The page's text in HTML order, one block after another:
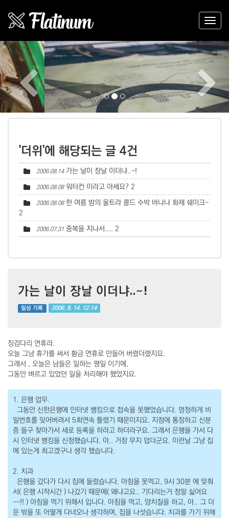
Previous
'더위'에 해당되는 글 4건
2006.08.14 가는 날이 장날 이더냐..~!
2006.08.08 워터컨 이라고 아세요? 2
2006.08.08 한 여름 밤의 울트라 콜드 수박 바나나 화채 쉐이크~
2
2006.07.31 중복을 지나서.... 2
가는 날이 장날 이더냐..~!
일상 기록 2006. 8. 14. 12:14
징검다리 연휴라.
오늘 그냥 휴가를 써서 황금 연휴로 만들어 버렸더랬지요.
그래서 , 오늘은 남들은 일하는 평일 이기에,
그동안 벼르고 있었던 일을 처리해야 했었지요.
1. 은행 업무.
그동안 신한은행에 인터넷 뱅킹으로 접속을 못했었습니다. 멍청하게 비
밀번호를 잊어버려서 5회연속 틀렸기 때문이지요. 지점에 통장하고 신분
증 들구 찾아가서 새로 등록을 하라고 하더라구요. 그래서 은행을 가서 다
시 인터넷 뱅킹을 신청했습니다. 아.. 거참 무지 덥더군요. 이런날 그냥 집
에 있는게 최고겠구나 생각 했습니다.
2. 치과
은행을 갔다가 다시 집에 들렀습니다. 아침을 못먹고, 9시 30분 에 맞춰
서( 은행 시작시간 ) 나갔기 때문에( 왜냐고요.. 기다리는거 정말 싫어요
~~!! ) 아침을 먹기 위해서 입니다. 아침을 먹고, 양치질을 하고, 아.. 그 더
운 밖을 또 어떻게 다녀오나 생각하며, 집을 나섯습니다. 치과를 가기 위해